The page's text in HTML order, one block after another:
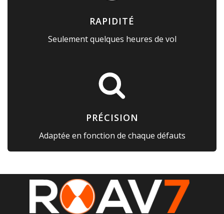
RAPIDITÉ
Seulement quelques heures de vol
PRÉCISION
Adaptée en fonction de chaque défauts